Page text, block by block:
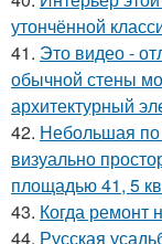
утончённой
41. Это видео -
обычной стены
архитектурный
42. Небольшая
визуально
площадью 41, 5
43. Когда ремонт
44. Русская